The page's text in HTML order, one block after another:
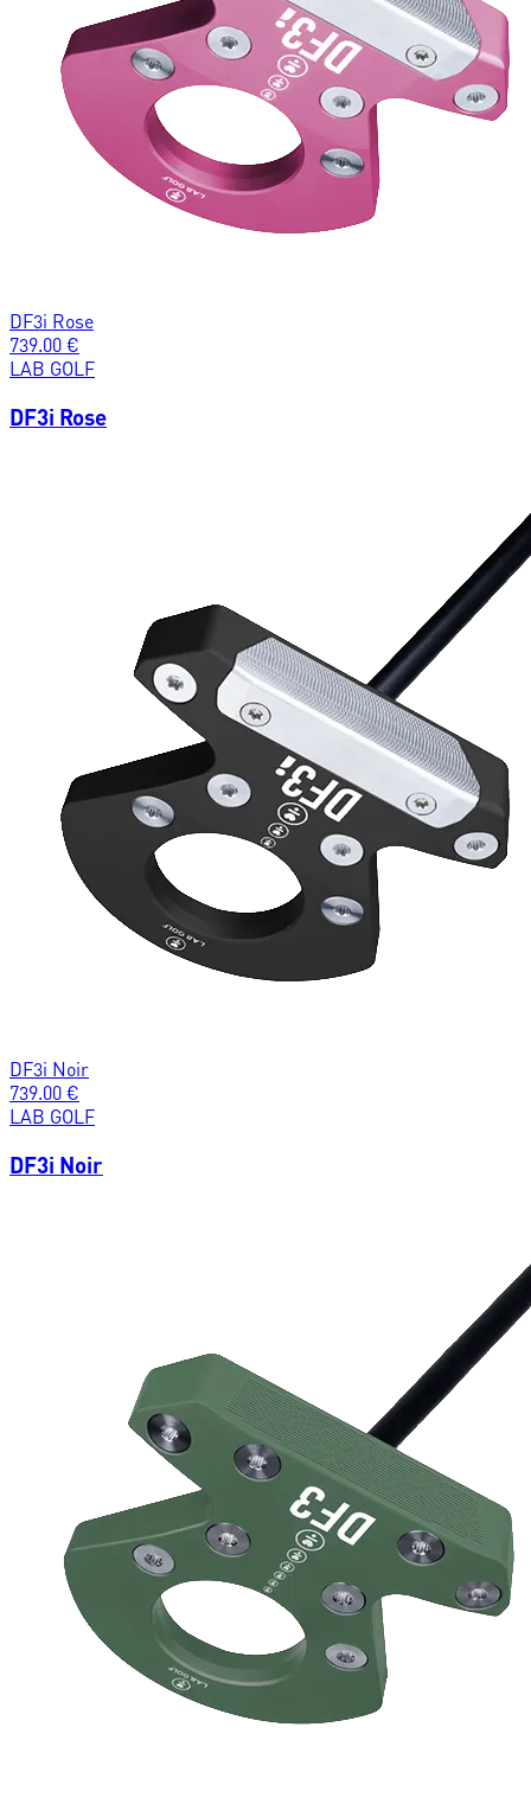
DF3i Rose
739.00 €
LAB GOLF
DF3i Rose
DF3i Noir
739.00 €
LAB GOLF
DF3i Noir